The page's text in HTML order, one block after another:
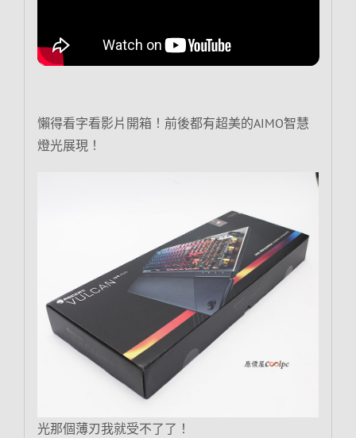
懶得看字看影片開箱！前後都有超美的AIMO智慧
燈光展現！
光那個薄刃我就受不了了！